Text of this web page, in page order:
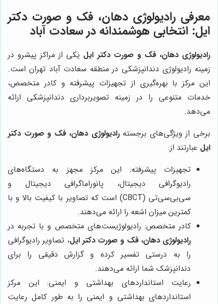
معرفی رادیولوژی دهان، فک و صورت دکتر
ایل: انتخابی هوشمندانه در سعادت آباد
رادیولوژی دهان، فک و صورت دکتر ایل یکی از مراکز پیشرو در
زمینه رادیولوژی دندانپزشکی در منطقه سعادت آباد تهران است.
این مرکز با بهره‌گیری از تجهیزات پیشرفته و کادر متخصص،
خدمات متنوعی را در زمینه تصویربرداری دندانپزشکی ارائه
می‌دهد.
برخی از ویژگی‌های برجستهرادیولوژی دهان، فک و صورت دکتر
ایل عبارتند از:
تجهیزات پیشرفته: این مرکز مجهز به دستگاه‌های
رادیوگرافی دیجیتال، پانوراماگرافی دیجیتال و
سی‌بی‌سی‌تی (CBCT) است که تصاویر با کیفیت بالا و با
کمترین میزان اشعه را ارائه می‌دهند.
کادر متخصص: رادیولوژیست‌های متخصص و با تجربه در
رادیولوژی دهان، فک و صورت دکتر ایل، تصاویر رادیوگرافی
را به درستی تفسیر کرده و گزارش دقیقی را برای
دندانپزشک شما ارائه می‌دهند.
رعایت استانداردهای بهداشتی و ایمنی: این مرکز
استانداردهای بهداشتی و ایمنی را به طور کامل رعایت